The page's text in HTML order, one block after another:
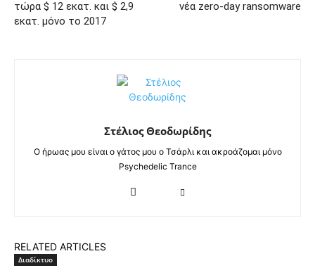
τώρα $ 12 εκατ. και $ 2,9
εκατ. μόνο το 2017
νέα zero-day ransomware
Στέλιος Θεοδωρίδης
Ο ήρωας μου είναι ο γάτος μου ο Τσάρλι και ακροάζομαι μόνο
Psychedelic Trance
RELATED ARTICLES
Διαδίκτυο